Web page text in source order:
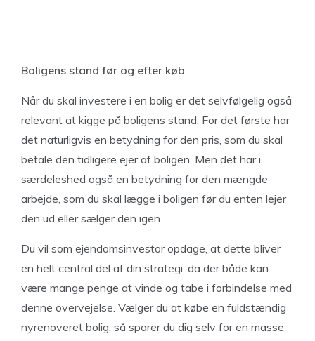
Boligens stand før og efter køb
Når du skal investere i en bolig er det selvfølgelig også
relevant at kigge på boligens stand. For det første har
det naturligvis en betydning for den pris, som du skal
betale den tidligere ejer af boligen. Men det har i
særdeleshed også en betydning for den mængde
arbejde, som du skal lægge i boligen før du enten lejer
den ud eller sælger den igen.
Du vil som ejendomsinvestor opdage, at dette bliver
en helt central del af din strategi, da der både kan
være mange penge at vinde og tabe i forbindelse med
denne overvejelse. Vælger du at købe en fuldstændig
nyrenoveret bolig, så sparer du dig selv for en masse